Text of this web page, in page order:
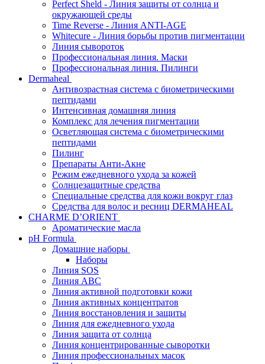
Perfect Sheld - Линия защиты от солнца и
окружающей среды
Time Reverse - Линия ANTI-AGE
Whitecure - Линия борьбы против пигментации
Линия сывороток
Профессиональная линия. Маски
Профессиональная линия. Пилинги
Dermaheal
Антивозрастная система с биометрическими
пептидами
Интенсивная домашняя линия
Комплекс для лечения пигментации
Осветляющая система с биометрическими
пептидами
Пилинг
Препараты Анти-Акне
Режим ежедневного ухода за кожей
Солнцезащитные средства
Специальные средства для кожи вокруг глаз
Средства для волос и ресниц DERMAHEAL
CHARME D’ORIENT
Ароматические масла
pH Formula
Домашние наборы
Наборы
Линия SOS
Линия АВС
Линия активной подготовки кожи
Линия активных концентратов
Линия восстановления и защиты
Линия для ежедневного ухода
Линия защита от солнца
Линия концентрированные сыворотки
Линия профессиональных масок